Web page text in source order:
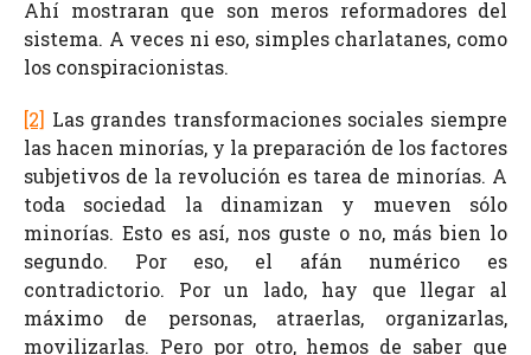
Ahí mostraran que son meros reformadores del
sistema. A veces ni eso, simples charlatanes, como
los conspiracionistas.
[2] Las grandes transformaciones sociales siempre
las hacen minorías, y la preparación de los factores
subjetivos de la revolución es tarea de minorías. A
toda sociedad la dinamizan y mueven sólo
minorías. Esto es así, nos guste o no, más bien lo
segundo. Por eso, el afán numérico es
contradictorio. Por un lado, hay que llegar al
máximo de personas, atraerlas, organizarlas,
movilizarlas. Pero por otro, hemos de saber que